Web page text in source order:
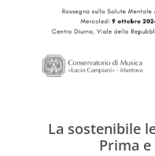
La sostenibile
Prima